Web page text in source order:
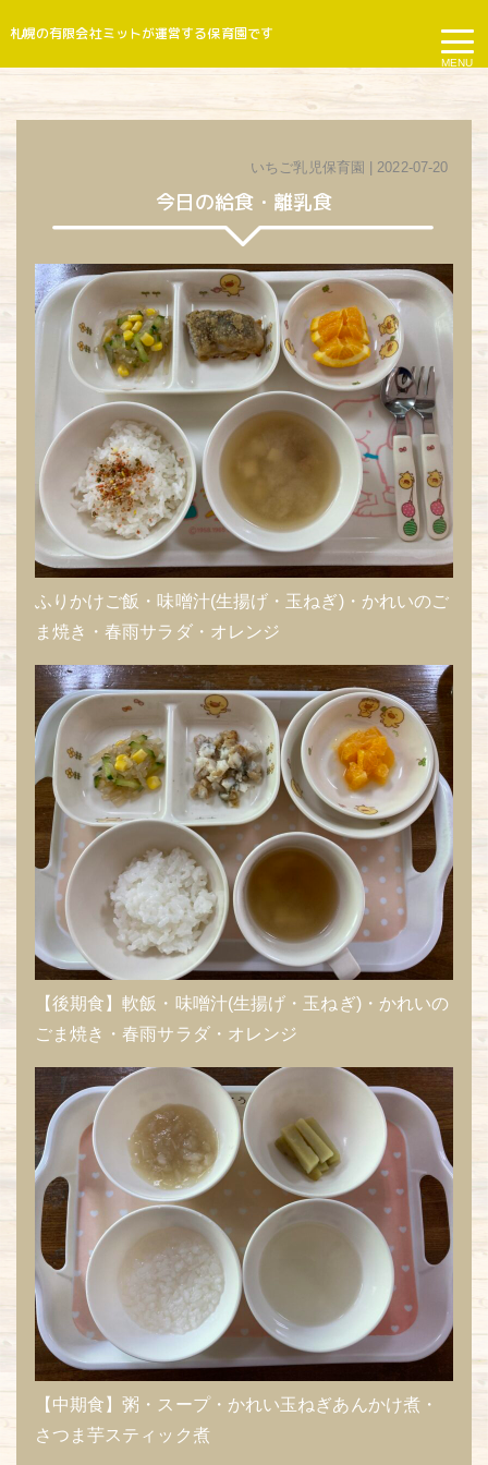
札幌の有限会社ミットが運営する保育園です
MENU
いちご乳児保育園 | 2022-07-20
今日の給食・離乳食
ふりかけご飯・味噌汁(生揚げ・玉ねぎ)・かれいのご
ま焼き・春雨サラダ・オレンジ
【後期食】軟飯・味噌汁(生揚げ・玉ねぎ)・かれいの
ごま焼き・春雨サラダ・オレンジ
【中期食】粥・スープ・かれい玉ねぎあんかけ煮・
さつま芋スティック煮